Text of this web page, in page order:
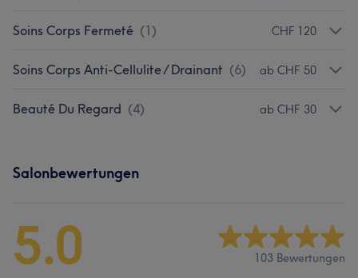
Soins Corps Fermeté (1) CHF 120
Soins Corps Anti-Cellulite / Drainant (6) ab CHF 50
Beauté Du Regard (4) ab CHF 30
Salonbewertungen
5.0 103 Bewertungen